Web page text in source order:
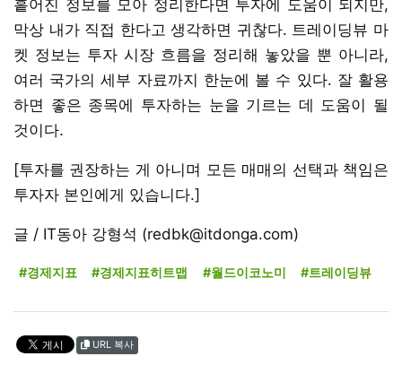
흩어진 정보를 모아 정리한다면 투자에 도움이 되지만,
막상 내가 직접 한다고 생각하면 귀찮다. 트레이딩뷰 마
켓 정보는 투자 시장 흐름을 정리해 놓았을 뿐 아니라,
여러 국가의 세부 자료까지 한눈에 볼 수 있다. 잘 활용
하면 좋은 종목에 투자하는 눈을 기르는 데 도움이 될
것이다.
[투자를 권장하는 게 아니며 모든 매매의 선택과 책임은
투자자 본인에게 있습니다.]
글 / IT동아 강형석 (redbk@itdonga.com)
#경제지표 #경제지표히트맵 #월드이코노미 #트레이딩뷰
URL 복사